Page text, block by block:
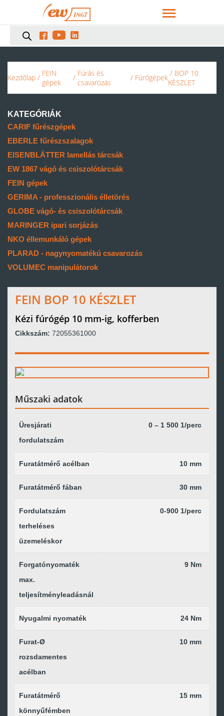
  
Kezdőlap / FEIN
gépek
/ Fúrás és
csavarozás
/ Fúrógépek / BOP 10
KÉSZLET
KATEGÓRIÁK
CARIF fűrészgépek
EBERLE fűrészszalagok
EISENBLÄTTER lamellás tárcsák
EW 1867 vágó és csiszolótárcsák
FEIN gépek
GERIMA - professzionális élletörés
GLOBE vágó- és csiszolótárcsák
MARINGER ipari sorjázás
NKO éllemunkáló gépek
PLARAD - nagynyomatékú csavarozás
VOLUMEC manipulátorok
FEIN BOP 10 KÉSZLET
Kézi fúrógép 10 mm-ig, kofferben
Cikkszám: 72055361000
Műszaki adatok
Üresjárati
fordulatszám
0 – 1 500 1/perc
Furatátmérő acélban 10 mm
Furatátmérő fában 30 mm
Fordulatszám
terheléses
üzemeléskor
0-900 1/perc
Forgatónyomaték
max.
teljesítményleadásnál
9 Nm
Nyugalmi nyomaték 24 Nm
Furat-Ø
rozsdamentes
acélban
10 mm
Furatátmérő
könnyűfémben
15 mm